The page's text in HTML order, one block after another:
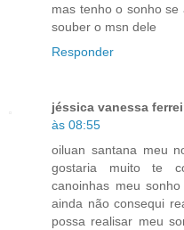
mas tenho o sonho
souber o msn dele
Responder
jéssica vanessa
às 08:55
oiluan santana meu
gostaria muito te
canoinhas meu
ainda não consequi
possa realisar meu